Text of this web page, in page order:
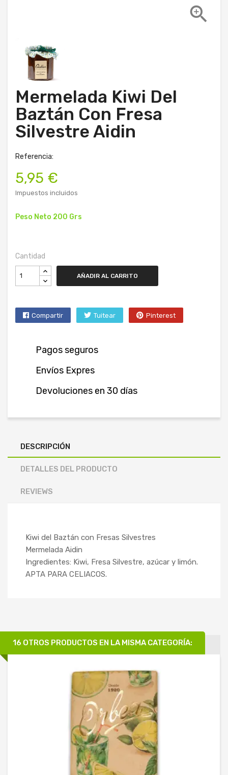

Mermelada Kiwi Del
Baztán Con Fresa
Silvestre Aidin
Referencia:
5,95 €
Impuestos incluidos
Peso Neto 200 Grs
Cantidad
AÑADIR AL CARRITO
Compartir Tuitear Pinterest
Pagos seguros
Envíos Expres
Devoluciones en 30 días
DESCRIPCIÓN
DETALLES DEL PRODUCTO
REVIEWS
Kiwi del Baztán con Fresas Silvestres
Mermelada Aidin
Ingredientes: Kiwi, Fresa Silvestre, azúcar y limón.
APTA PARA CELIACOS.
16 OTROS PRODUCTOS EN LA MISMA CATEGORÍA: